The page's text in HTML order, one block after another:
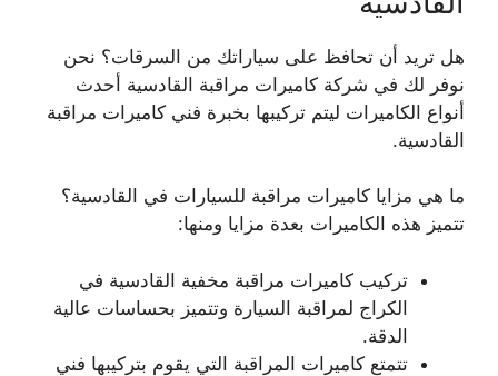
هل تريد أن تحافظ على سياراتك من السرقات؟ نحن
نوفر لك في شركة كاميرات مراقبة القادسية أحدث
أنواع الكاميرات ليتم تركيبها بخبرة فني كاميرات مراقبة
القادسية.
ما هي مزايا كاميرات مراقبة للسيارات في القادسية؟
تتميز هذه الكاميرات بعدة مزايا ومنها:
تركيب كاميرات مراقبة مخفية القادسية في
الكراج لمراقبة السيارة وتتميز بحساسات عالية
الدقة.
تتمتع كاميرات المراقبة التي يقوم بتركيبها فني